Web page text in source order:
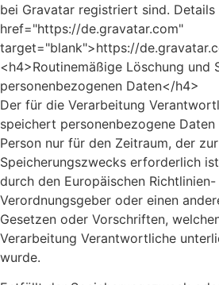
bei Gravatar registriert sind. Details
href="https://de.gravatar.com"
target="blank">https://
<h4>Routinemäßige Löschung und
personenbezogenen Daten</h4>
Der für die Verarbeitung
speichert personenbezogene
Person nur für den Zeitraum, der
Speicherungszwecks erforderlich
durch den Europäischen Richtlinien-
Verordnungsgeber oder einen
Gesetzen oder Vorschriften,
Verarbeitung Verantwortliche
wurde.